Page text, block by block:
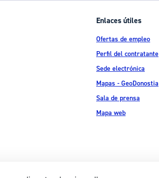
Enlaces útiles
Ofertas de empleo
Perfil del contratante
Sede electrónica
Mapas - GeoDonostia
Sala de prensa
Mapa web